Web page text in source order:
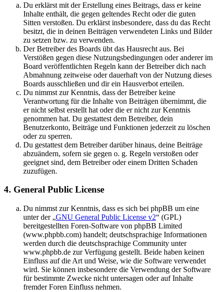
Du erklärst mit der Erstellung eines Beitrags, dass er keine
Inhalte enthält, die gegen geltendes Recht oder die guten
Sitten verstoßen. Du erklärst insbesondere, dass du das Recht
besitzt, die in deinen Beiträgen verwendeten Links und Bilder
zu setzen bzw. zu verwenden.
Der Betreiber des Boards übt das Hausrecht aus. Bei
Verstößen gegen diese Nutzungsbedingungen oder anderer im
Board veröffentlichten Regeln kann der Betreiber dich nach
Abmahnung zeitweise oder dauerhaft von der Nutzung dieses
Boards ausschließen und dir ein Hausverbot erteilen.
Du nimmst zur Kenntnis, dass der Betreiber keine
Verantwortung für die Inhalte von Beiträgen übernimmt, die
er nicht selbst erstellt hat oder die er nicht zur Kenntnis
genommen hat. Du gestattest dem Betreiber, dein
Benutzerkonto, Beiträge und Funktionen jederzeit zu löschen
oder zu sperren.
Du gestattest dem Betreiber darüber hinaus, deine Beiträge
abzuändern, sofern sie gegen o. g. Regeln verstoßen oder
geeignet sind, dem Betreiber oder einem Dritten Schaden
zuzufügen.
4. General Public License
Du nimmst zur Kenntnis, dass es sich bei phpBB um eine
unter der „GNU General Public License v2“ (GPL)
bereitgestellten Foren-Software von phpBB Limited
(www.phpbb.com) handelt; deutschsprachige Informationen
werden durch die deutschsprachige Community unter
www.phpbb.de zur Verfügung gestellt. Beide haben keinen
Einfluss auf die Art und Weise, wie die Software verwendet
wird. Sie können insbesondere die Verwendung der Software
für bestimmte Zwecke nicht untersagen oder auf Inhalte
fremder Foren Einfluss nehmen.